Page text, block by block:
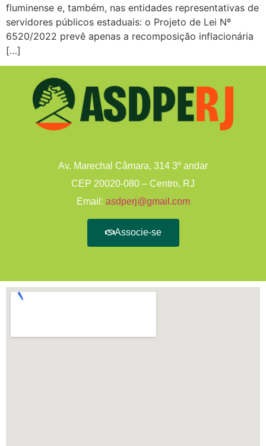
fluminense e, também, nas entidades representativas de
servidores públicos estaduais: o Projeto de Lei Nº
6520/2022 prevê apenas a recomposição inflacionária
[…]
Av. Marechal Câmara, 314 3º andar
CEP 20020-080 – Centro, RJ
Email: asdperj@gmail.com
Associe-se